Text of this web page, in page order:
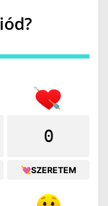
0
💘SZERETEM